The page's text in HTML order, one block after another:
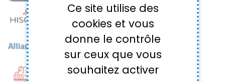
Allianz
Generali
Ce site utilise des
cookies et vous
donne le contrôle
sur ceux que vous
souhaitez activer